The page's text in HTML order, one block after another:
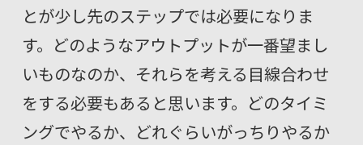
とが少し先のステップでは必要になりま
す。どのようなアウトプットが一番望まし
いものなのか、それらを考える目線合わせ
をする必要もあると思います。どのタイミ
ングでやるか、どれぐらいがっちりやるか